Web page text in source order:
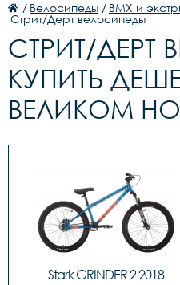
/ Велосипеды / BMX и
Стрит/Дерт велосипеды
СТРИТ/ДЕРТ
КУПИТЬ
ВЕЛИКОМ
Stark GRINDER 2 2018